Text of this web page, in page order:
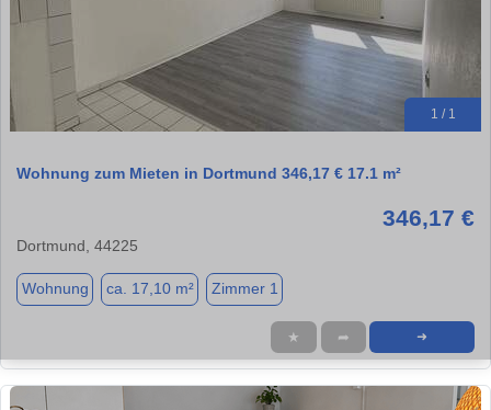
1 / 1
Wohnung zum Mieten in Dortmund 346,17 € 17.1 m²
346,17 €
Dortmund, 44225
Wohnung ca. 17,10 m² Zimmer 1
★ ➦ ➜